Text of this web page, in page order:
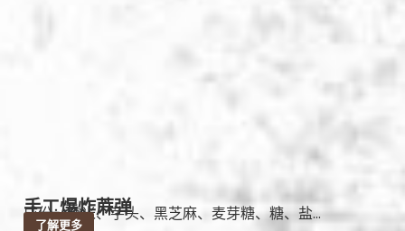
手工爆炸蔴弹
成份：糯米、芋头、黑芝麻、麦芽糖、糖、盐...
了解更多